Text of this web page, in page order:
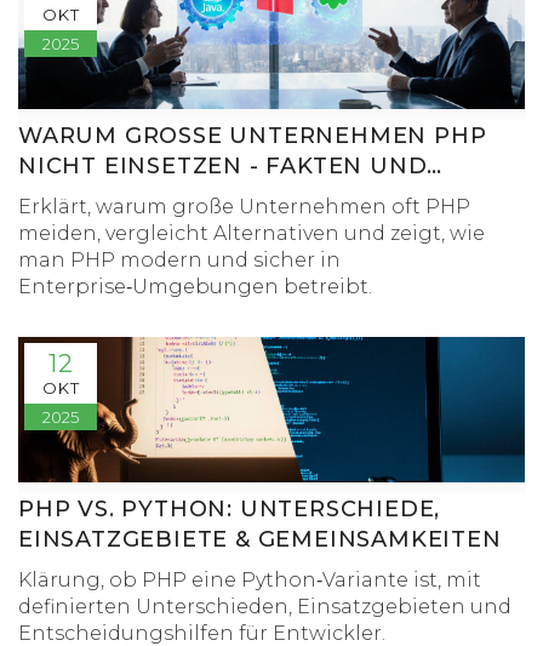
OKT
2025
WARUM GROSSE UNTERNEHMEN PHP N
ICHT EINSETZEN - FAKTEN UND A
LTERNATIVEN
Erklärt, warum große Unternehmen oft PHP
meiden, vergleicht Alternativen und zeigt, wie
man PHP modern und sicher in
Enterprise‑Umgebungen betreibt.
12
OKT
2025
PHP VS. PYTHON: UNTERSCHIEDE,
EINSATZGEBIETE & GEMEINSAMKEITEN
Klärung, ob PHP eine Python‑Variante ist, mit
definierten Unterschieden, Einsatzgebieten und
Entscheidungshilfen für Entwickler.